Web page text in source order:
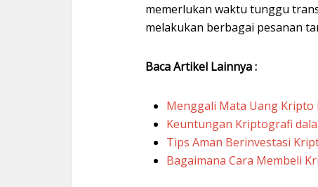
memerlukan waktu tunggu
melakukan berbagai pesanan
Baca Artikel Lainnya :
Menggali Mata Uang Kripto
Keuntungan Kriptografi
Tips Aman Berinvestasi
Bagaimana Cara Membeli